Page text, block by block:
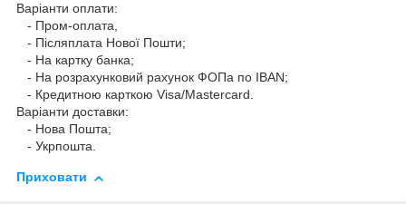
Варіанти оплати:
- Пром-оплата,
- Післяплата Нової Пошти;
- На картку банка;
- На розрахунковий рахунок ФОПа по IBAN;
- Кредитною карткою Visa/Mastercard.
Варіанти доставки:
- Нова Пошта;
- Укрпошта.
Приховати